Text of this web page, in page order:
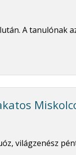
A tanulónak
világzenész